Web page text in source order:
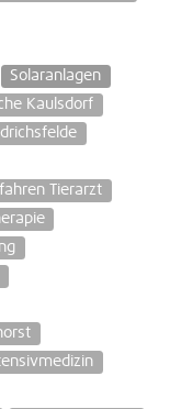
Solaranlagen
Kaulsdorf
Tierarzt